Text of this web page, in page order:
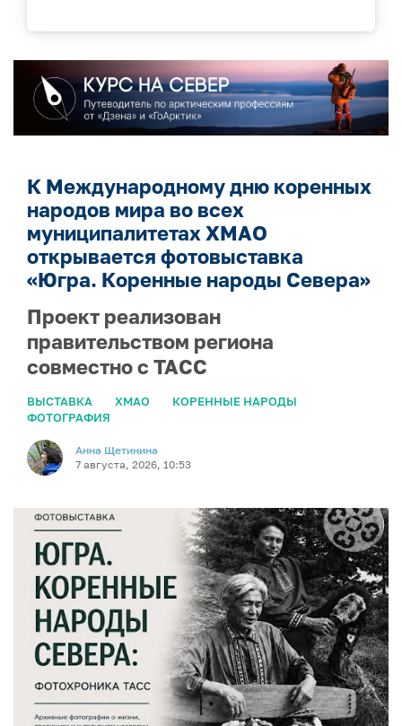
К Международному дню коренных
народов мира во всех
муниципалитетах ХМАО
открывается фотовыставка
«Югра. Коренные народы Севера»
Проект реализован
правительством региона
совместно с ТАСС
ВЫСТАВКА ХМАО
КОРЕННЫЕ НАРОДЫ
ФОТОГРАФИЯ
Анна Щетинина
7 августа, 2026, 10:53